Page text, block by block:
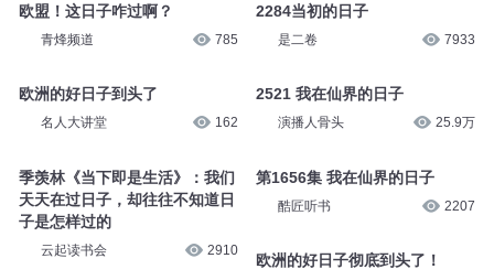
欧盟！这日子咋过啊？
青烽频道 785
欧洲的好日子到头了
名人大讲堂 162
季羡林《当下即是生活》：我们
天天在过日子，却往往不知道日
子是怎样过的
云起读书会 2910
2284当初的日子
是二卷 7933
2521 我在仙界的日子
演播人骨头 25.9万
第1656集 我在仙界的日子
酷匠听书 2207
欧洲的好日子彻底到头了！